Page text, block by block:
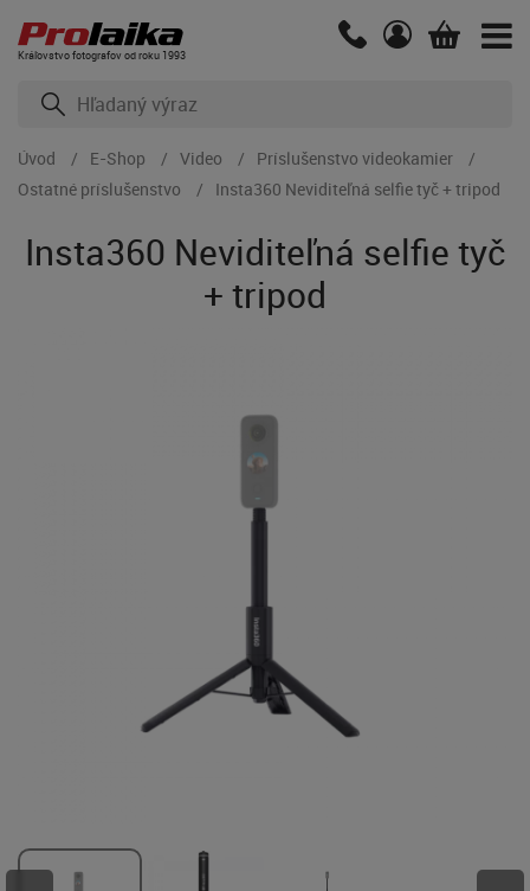
Kráľovstvo fotografov od roku 1993
Úvod E-Shop Video
Príslušenstvo videokamier
Ostatné príslušenstvo
Insta360 Neviditeľná selfie tyč + tripod
Insta360 Neviditeľná selfie tyč
+ tripod